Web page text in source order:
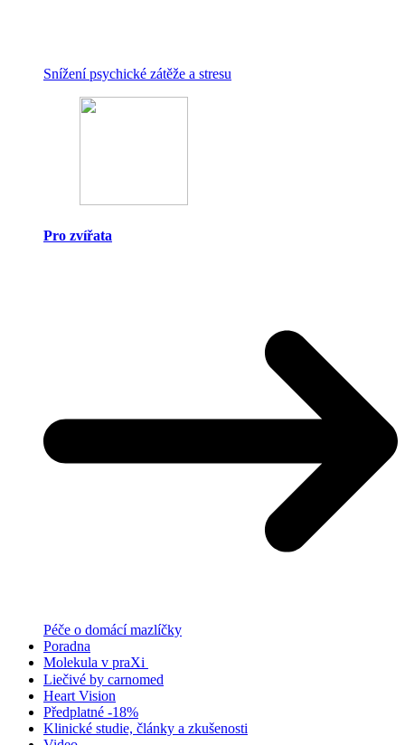
Snížení psychické zátěže a stresu
Pro zvířata
Péče o domácí mazlíčky
Poradna
Molekula v praXi
Liečivé by carnomed
Heart Vision
Předplatné -18%
Klinické studie, články a zkušenosti